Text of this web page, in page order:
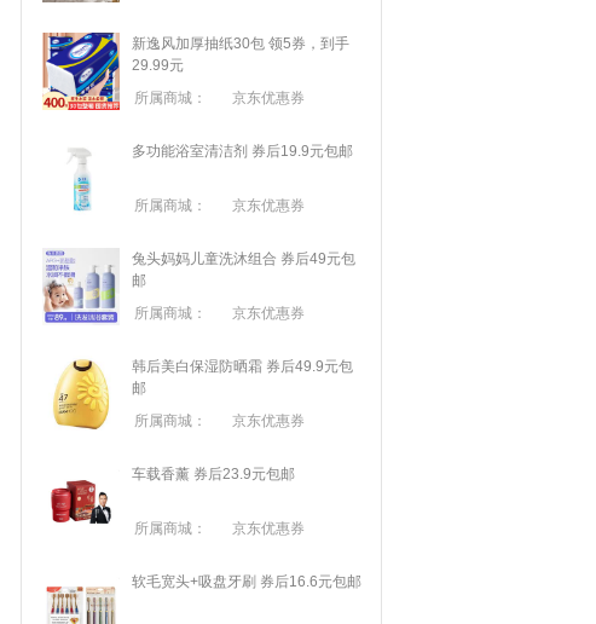
新逸风加厚抽纸30包 领5券，到手
29.99元
所属商城：
京东优惠券
多功能浴室清洁剂 券后19.9元包邮
所属商城： 京东优惠券
兔头妈妈儿童洗沐组合 券后49元包
邮
所属商城：
京东优惠券
韩后美白保湿防晒霜 券后49.9元包
邮
所属商城：
京东优惠券
车载香薰 券后23.9元包邮
所属商城： 京东优惠券
软毛宽头+吸盘牙刷 券后16.6元包邮